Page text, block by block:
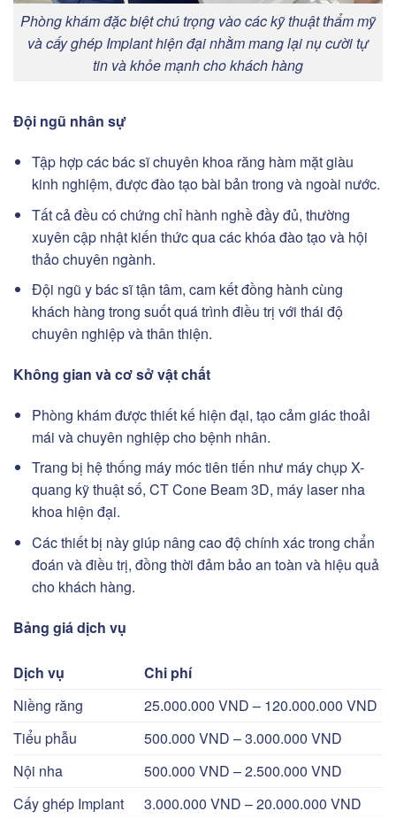
Phòng khám đặc biệt chú trọng vào các kỹ thuật thẩm mỹ
và cấy ghép Implant hiện đại nhằm mang lại nụ cười tự
tin và khỏe mạnh cho khách hàng
Đội ngũ nhân sự
Tập hợp các bác sĩ chuyên khoa răng hàm mặt giàu
kinh nghiệm, được đào tạo bài bản trong và ngoài nước.
Tất cả đều có chứng chỉ hành nghề đầy đủ, thường
xuyên cập nhật kiến thức qua các khóa đào tạo và hội
thảo chuyên ngành.
Đội ngũ y bác sĩ tận tâm, cam kết đồng hành cùng
khách hàng trong suốt quá trình điều trị với thái độ
chuyên nghiệp và thân thiện.
Không gian và cơ sở vật chất
Phòng khám được thiết kế hiện đại, tạo cảm giác thoải
mái và chuyên nghiệp cho bệnh nhân.
Trang bị hệ thống máy móc tiên tiến như máy chụp X-
quang kỹ thuật số, CT Cone Beam 3D, máy laser nha
khoa hiện đại.
Các thiết bị này giúp nâng cao độ chính xác trong chẩn
đoán và điều trị, đồng thời đảm bảo an toàn và hiệu quả
cho khách hàng.
Bảng giá dịch vụ
Dịch vụ
Chi phí
Niềng răng
25.000.000 VND – 120.000.000 VND
Tiểu phẫu
500.000 VND – 3.000.000 VND
Nội nha
500.000 VND – 2.500.000 VND
Cấy ghép Implant
3.000.000 VND – 20.000.000 VND